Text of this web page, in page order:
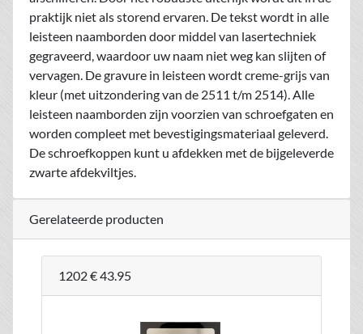
praktijk niet als storend ervaren. De tekst wordt in alle
leisteen naamborden door middel van lasertechniek
gegraveerd, waardoor uw naam niet weg kan slijten of
vervagen. De gravure in leisteen wordt creme-grijs van
kleur (met uitzondering van de 2511 t/m 2514). Alle
leisteen naamborden zijn voorzien van schroefgaten en
worden compleet met bevestigingsmateriaal geleverd.
De schroefkoppen kunt u afdekken met de bijgeleverde
zwarte afdekviltjes.
Gerelateerde producten
1202€ 43.95